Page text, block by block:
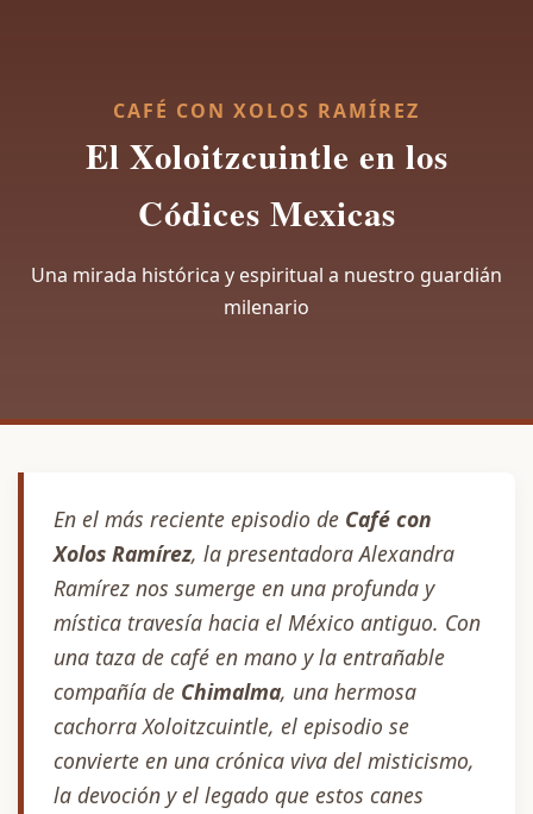
CAFÉ CON XOLOS RAMÍREZ
El Xoloitzcuintle en los
Códices Mexicas
Una mirada histórica y espiritual a nuestro guardián
milenario
En el más reciente episodio de Café con
Xolos Ramírez, la presentadora Alexandra
Ramírez nos sumerge en una profunda y
mística travesía hacia el México antiguo. Con
una taza de café en mano y la entrañable
compañía de Chimalma, una hermosa
cachorra Xoloitzcuintle, el episodio se
convierte en una crónica viva del misticismo,
la devoción y el legado que estos canes